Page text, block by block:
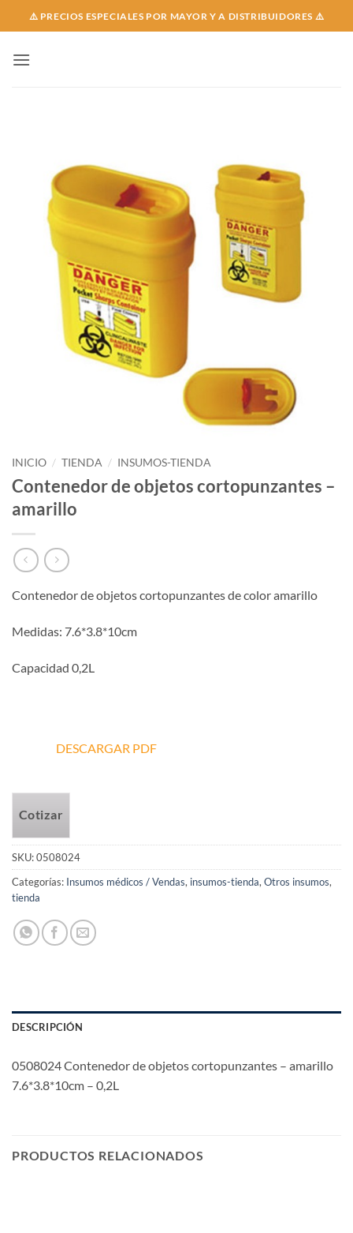
to
⚠️ PRECIOS ESPECIALES POR MAYOR Y A DISTRIBUIDORES ⚠️
INICIO / TIENDA / INSUMOS-TIENDA
Contenedor de objetos cortopunzantes –
amarillo
Contenedor de objetos cortopunzantes de color amarillo
Medidas: 7.6*3.8*10cm
Capacidad 0,2L
DESCARGAR PDF
Cotizar
SKU:0508024
Categorías: Insumos médicos / Vendas, insumos-tienda,Otros insumos,
tienda
DESCRIPCIÓN
0508024 Contenedor de objetos cortopunzantes – amarillo
7.6*3.8*10cm – 0,2L
PRODUCTOS RELACIONADOS